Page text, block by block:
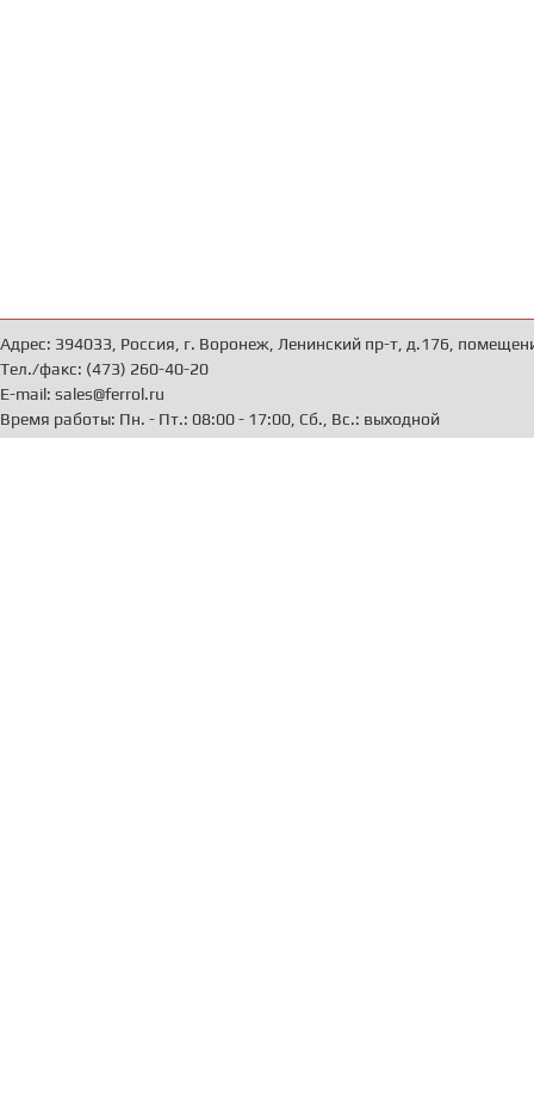
Адрес: 394033, Россия, г. Воронеж, Ленинский пр-т, д.176,
Тел./факс: (473) 260-40-20
E-mail: sales@ferrol.ru
Время работы: Пн. - Пт.: 08:00 - 17:00, Сб., Вс.: выходной